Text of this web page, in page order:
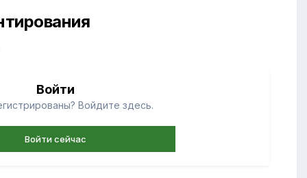
Войти
Войдите здесь.
Войти сейчас